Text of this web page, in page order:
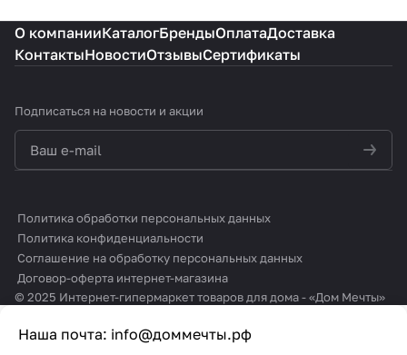
Наша почта: info@доммечты.рф
О компанииКаталогБрендыОплатаДоставка
КонтактыНовостиОтзывыСертификаты
Подписаться на новости и акции
Политика обработки персональных данных
Политика конфиденциальности
Соглашение на обработку персональных данных
Договор-оферта интернет-магазина
© 2025 Интернет-гипермаркет товаров для дома - «Дом Мечты»